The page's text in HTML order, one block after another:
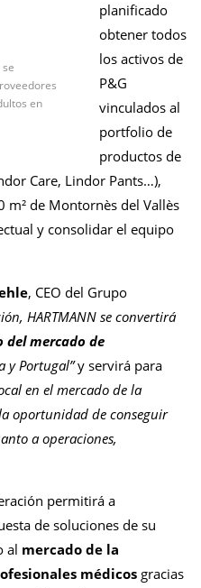
en
planificado
obtener todos
los activos de
P&G
vinculados al
portfolio de
productos de
Care, Lindor Pants…),
m² de Montornès del Vallès
y consolidar el equipo
, CEO del Grupo
HARTMANN se convertirá
mercado de
y Portugal”y servirá para
en el mercado de la
oportunidad de conseguir
a operaciones,
permitirá a
de soluciones de su
al mercado de la
médicos gracias